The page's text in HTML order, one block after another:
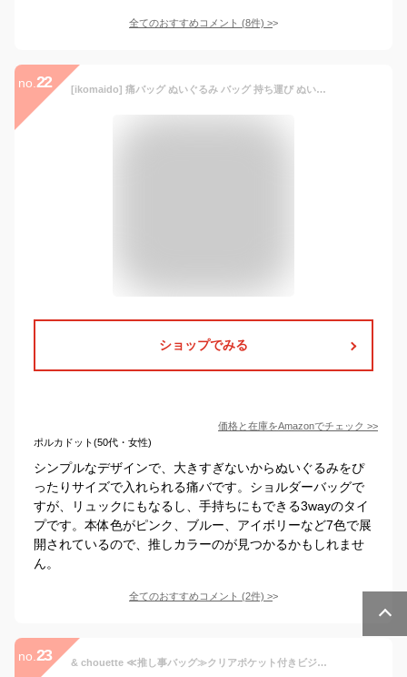
全てのおすすめコメント (8件) >
no. 22 [ikomaido] 痛バッグ ぬいぐるみ バッグ 持ち運び ぬいぐるみポーチ 20cm 2体 痛バ ショルダー ぬいポーチ 2体 推しぬい ぬい痛ショルダー (ブラック)
ショップでみる
価格と在庫をAmazonでチェック >>
ポルカドット(50代・女性)
シンプルなデザインで、大きすぎないからぬいぐるみをぴ
ったりサイズで入れられる痛バです。ショルダーバッグで
すが、リュックにもなるし、手持ちにもできる3wayのタイ
プです。本体色がピンク、ブルー、アイボリーなど7色で展
開されているので、推しカラーのが見つかるかもしれませ
ん。
全てのおすすめコメント (2件) >
no. 23 & chouette ≪推し事バッグ≫クリアポケット付きビジューぬいぐるみバッグ アンドシュエット バッグ ハンドバッグ ホワイト ブラック ピンク パープル【送料無料】